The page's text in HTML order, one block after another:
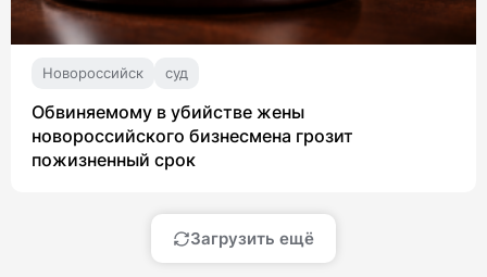
Новороссийск суд
Обвиняемому в убийстве жены
новороссийского бизнесмена грозит
пожизненный срок
Загрузить ещё